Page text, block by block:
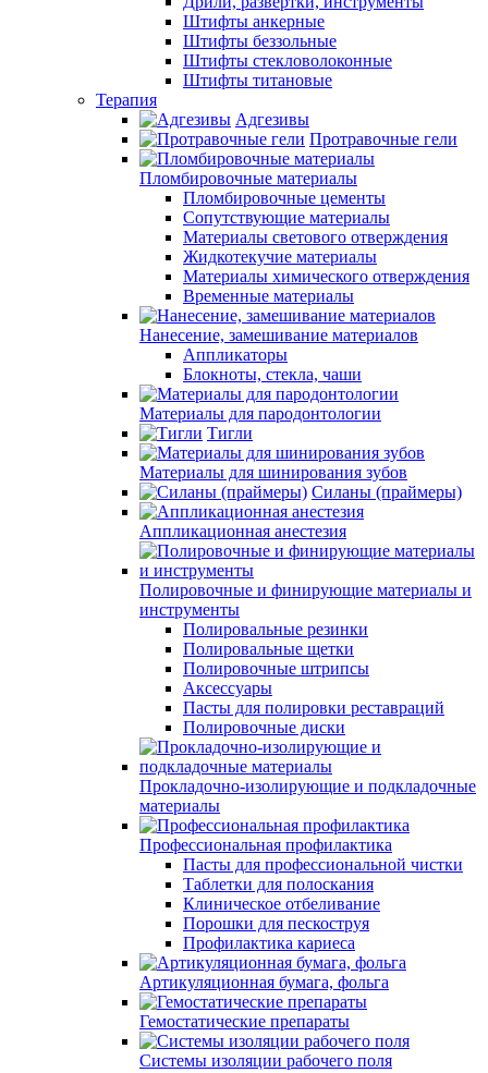
Штифты анкерные
Штифты беззольные
Штифты стекловолоконные
Штифты титановые
Терапия
Адгезивы
Протравочные гели
Пломбировочные материалы
Пломбировочные цементы
Сопутствующие материалы
Материалы светового отверждения
Жидкотекучие материалы
Материалы химического отверждения
Временные материалы
Нанесение, замешивание материалов
Аппликаторы
Блокноты, стекла, чаши
Материалы для пародонтологии
Тигли
Материалы для шинирования зубов
Силаны (праймеры)
Аппликационная анестезия
Полировочные и финирующие материалы и
инструменты
Полировальные резинки
Полировальные щетки
Полировочные штрипсы
Аксессуары
Пасты для полировки реставраций
Полировочные диски
Прокладочно-изолирующие и подкладочные
материалы
Профессиональная профилактика
Пасты для профессиональной чистки
Таблетки для полоскания
Клиническое отбеливание
Порошки для пескоструя
Профилактика кариеса
Артикуляционная бумага, фольга
Гемостатические препараты
Системы изоляции рабочего поля